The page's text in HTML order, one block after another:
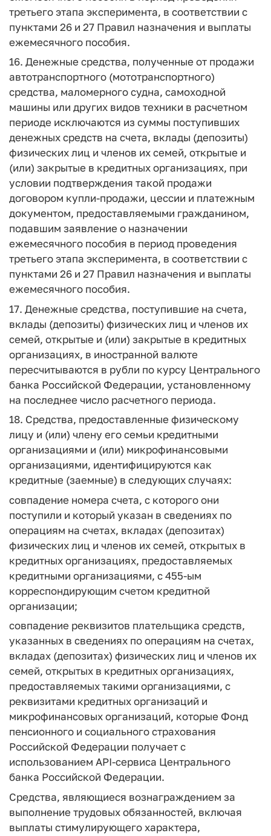
третьего этапа эксперимента, в соответствии с
пунктами 26 и 27 Правил назначения и выплаты
ежемесячного пособия.
16. Денежные средства, полученные от продажи
автотранспортного (мототранспортного)
средства, маломерного судна, самоходной
машины или других видов техники в расчетном
периоде исключаются из суммы поступивших
денежных средств на счета, вклады (депозиты)
физических лиц и членов их семей, открытые и
(или) закрытые в кредитных организациях, при
условии подтверждения такой продажи
договором купли-продажи, цессии и платежным
документом, предоставляемыми гражданином,
подавшим заявление о назначении
ежемесячного пособия в период проведения
третьего этапа эксперимента, в соответствии с
пунктами 26 и 27 Правил назначения и выплаты
ежемесячного пособия.
17. Денежные средства, поступившие на счета,
вклады (депозиты) физических лиц и членов их
семей, открытые и (или) закрытые в кредитных
организациях, в иностранной валюте
пересчитываются в рубли по курсу Центрального
банка Российской Федерации, установленному
на последнее число расчетного периода.
18. Средства, предоставленные физическому
лицу и (или) члену его семьи кредитными
организациями и (или) микрофинансовыми
организациями, идентифицируются как
кредитные (заемные) в следующих случаях:
совпадение номера счета, с которого они
поступили и который указан в сведениях по
операциям на счетах, вкладах (депозитах)
физических лиц и членов их семей, открытых в
кредитных организациях, предоставляемых
кредитными организациями, с 455-ым
корреспондирующим счетом кредитной
организации;
совпадение реквизитов плательщика средств,
указанных в сведениях по операциям на счетах,
вкладах (депозитах) физических лиц и членов их
семей, открытых в кредитных организациях,
предоставляемых такими организациями, с
реквизитами кредитных организаций и
микрофинансовых организаций, которые Фонд
пенсионного и социального страхования
Российской Федерации получает с
использованием API-сервиса Центрального
банка Российской Федерации.
Средства, являющиеся вознаграждением за
выполнение трудовых обязанностей, включая
выплаты стимулирующего характера,